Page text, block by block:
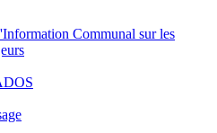
Communal sur les